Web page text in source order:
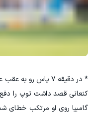
* در دقیقه 7 پاس
کنعانی قصد داشت توپ را دفع
گامبیا روی او مرتکب خطای